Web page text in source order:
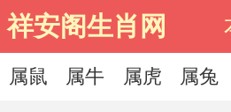
祥安阁生肖网
属鼠 属牛 属虎 属兔